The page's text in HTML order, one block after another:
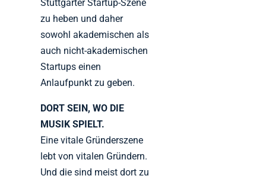
Stuttgarter Startup-Szene
zu heben und daher
sowohl akademischen als
auch nicht-akademischen
Startups einen
Anlaufpunkt zu geben.
DORT SEIN, WO DIE
MUSIK SPIELT.
Eine vitale Gründerszene
lebt von vitalen Gründern.
Und die sind meist dort zu